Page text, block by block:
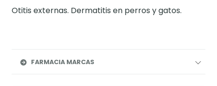
Otitis externas. Dermatitis en perros y gatos.
FARMACIA MARCAS